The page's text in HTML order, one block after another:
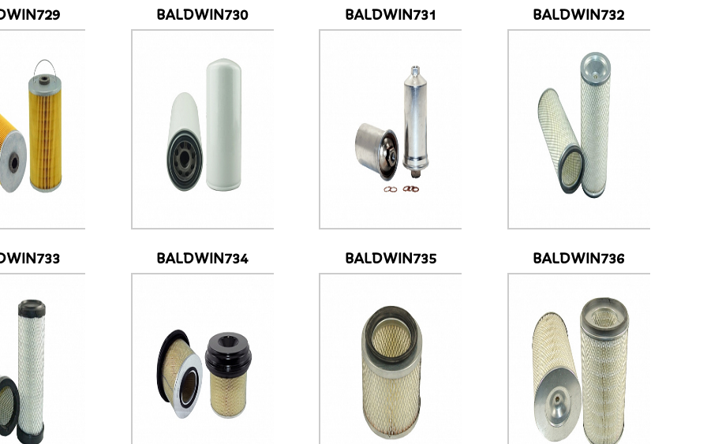
BALDWIN730 BALDWIN731 BALDWIN732
BALDWIN734 BALDWIN735 BALDWIN736